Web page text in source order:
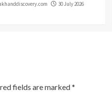
30 July 2026
fields are marked*